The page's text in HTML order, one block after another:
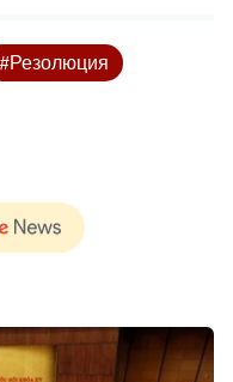
#Резолюция